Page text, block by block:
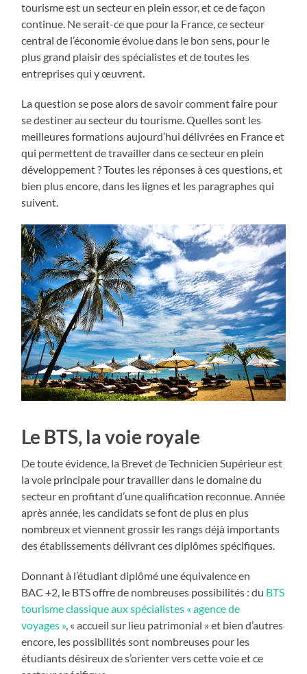
tourisme est un secteur en plein essor, et ce de façon
continue. Ne serait-ce que pour la France, ce secteur
central de l’économie évolue dans le bon sens, pour le
plus grand plaisir des spécialistes et de toutes les
entreprises qui y œuvrent.
La question se pose alors de savoir comment faire pour
se destiner au secteur du tourisme. Quelles sont les
meilleures formations aujourd’hui délivrées en France et
qui permettent de travailler dans ce secteur en plein
développement ? Toutes les réponses à ces questions, et
bien plus encore, dans les lignes et les paragraphes qui
suivent.
Le BTS, la voie royale
De toute évidence, la Brevet de Technicien Supérieur est
la voie principale pour travailler dans le domaine du
secteur en profitant d’une qualification reconnue. Année
après année, les candidats se font de plus en plus
nombreux et viennent grossir les rangs déjà importants
des établissements délivrant ces diplômes spécifiques.
Donnant à l’étudiant diplômé une équivalence en
BAC +2, le BTS offre de nombreuses possibilités : du BTS
tourisme classique aux spécialistes « agence de
voyages », « accueil sur lieu patrimonial » et bien d’autres
encore, les possibilités sont nombreuses pour les
étudiants désireux de s’orienter vers cette voie et ce